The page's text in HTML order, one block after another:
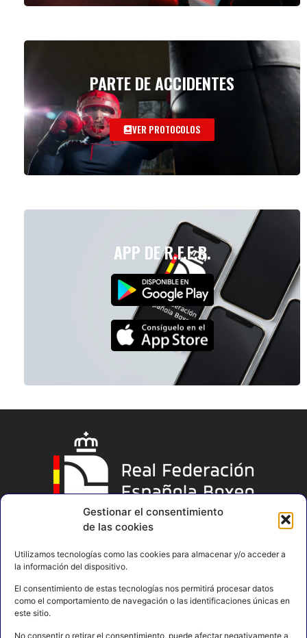
Gestionar el consentimiento
de las cookies
Utilizamos tecnologías como las cookies para almacenar y/o acceder a
la información del dispositivo.
El consentimiento de estas tecnologías nos permitirá procesar datos
como el comportamiento de navegación o las identificaciones únicas en
este sitio.
No consentir o retirar el consentimiento, puede afectar negativamente a
PARTE DE ACCIDENTES
VER PROTOCOLOS
APP DE R.F.E.B.